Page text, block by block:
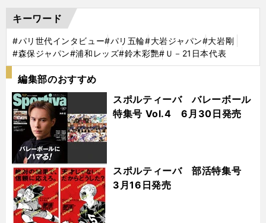
キーワード
#パリ世代インタビュー#パリ五輪#大岩ジャパン#大岩剛
#森保ジャパン#浦和レッズ#鈴木彩艷#Ｕ－21日本代表
編集部のおすすめ
スポルティーバ バレーボール
特集号 Vol.4 6月30日発売
スポルティーバ 部活特集号
3月16日発売